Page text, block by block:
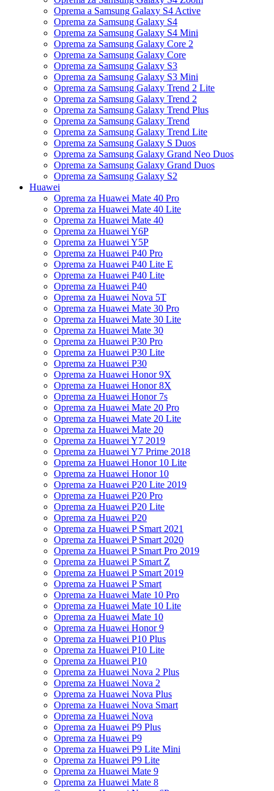
Oprema a Samsung Galaxy S4 Active
Oprema za Samsung Galaxy S4
Oprema za Samsung Galaxy S4 Mini
Oprema za Samsung Galaxy Core 2
Oprema za Samsung Galaxy Core
Oprema za Samsung Galaxy S3
Oprema za Samsung Galaxy S3 Mini
Oprema za Samsung Galaxy Trend 2 Lite
Oprema za Samsung Galaxy Trend 2
Oprema za Samsung Galaxy Trend Plus
Oprema za Samsung Galaxy Trend
Oprema za Samsung Galaxy Trend Lite
Oprema za Samsung Galaxy S Duos
Oprema za Samsung Galaxy Grand Neo Duos
Oprema za Samsung Galaxy Grand Duos
Oprema za Samsung Galaxy S2
Huawei
Oprema za Huawei Mate 40 Pro
Oprema za Huawei Mate 40 Lite
Oprema za Huawei Mate 40
Oprema za Huawei Y6P
Oprema za Huawei Y5P
Oprema za Huawei P40 Pro
Oprema za Huawei P40 Lite E
Oprema za Huawei P40 Lite
Oprema za Huawei P40
Oprema za Huawei Nova 5T
Oprema za Huawei Mate 30 Pro
Oprema za Huawei Mate 30 Lite
Oprema za Huawei Mate 30
Oprema za Huawei P30 Pro
Oprema za Huawei P30 Lite
Oprema za Huawei P30
Oprema za Huawei Honor 9X
Oprema za Huawei Honor 8X
Oprema za Huawei Honor 7s
Oprema za Huawei Mate 20 Pro
Oprema za Huawei Mate 20 Lite
Oprema za Huawei Mate 20
Oprema za Huawei Y7 2019
Oprema za Huawei Y7 Prime 2018
Oprema za Huawei Honor 10 Lite
Oprema za Huawei Honor 10
Oprema za Huawei P20 Lite 2019
Oprema za Huawei P20 Pro
Oprema za Huawei P20 Lite
Oprema za Huawei P20
Oprema za Huawei P Smart 2021
Oprema za Huawei P Smart 2020
Oprema za Huawei P Smart Pro 2019
Oprema za Huawei P Smart Z
Oprema za Huawei P Smart 2019
Oprema za Huawei P Smart
Oprema za Huawei Mate 10 Pro
Oprema za Huawei Mate 10 Lite
Oprema za Huawei Mate 10
Oprema za Huawei Honor 9
Oprema za Huawei P10 Plus
Oprema za Huawei P10 Lite
Oprema za Huawei P10
Oprema za Huawei Nova 2 Plus
Oprema za Huawei Nova 2
Oprema za Huawei Nova Plus
Oprema za Huawei Nova Smart
Oprema za Huawei Nova
Oprema za Huawei P9 Plus
Oprema za Huawei P9
Oprema za Huawei P9 Lite Mini
Oprema za Huawei P9 Lite
Oprema za Huawei Mate 9
Oprema za Huawei Mate 8